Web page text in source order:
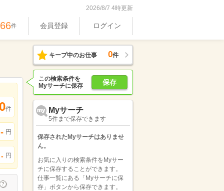
2026/8/7 4時更新
件 会員登録 ログイン
件
- 円
- 円
キープ中のお仕事 0件
保存
この検索条件を
Myサーチに保存
Myサーチ
5件まで保存できます
保存されたMyサーチはありませ
ん。
お気に入りの検索条件をMyサー
チに保存することができます。
仕事一覧にある「Myサーチに保
存」ボタンから保存できます。